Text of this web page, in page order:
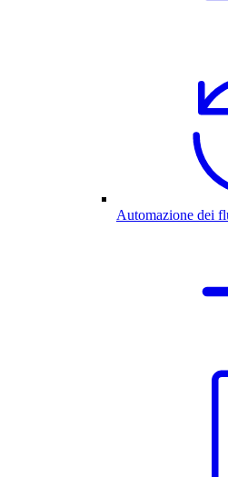
Automazione dei